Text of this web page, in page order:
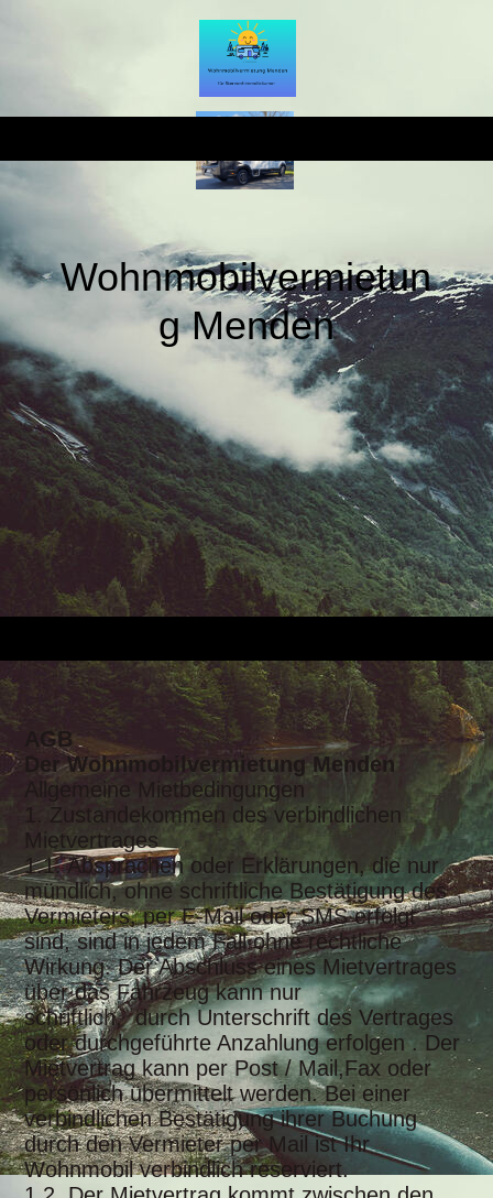
Wohnmobilvermietun
g Menden
AGB
Der Wohnmobilvermietung Menden
Allgemeine Mietbedingungen
1. Zustandekommen des verbindlichen
Mietvertrages
1.1. Absprachen oder Erklärungen, die nur
mündlich, ohne schriftliche Bestätigung des
Vermieters, per E-Mail oder SMS erfolgt
sind, sind in jedem Fall ohne rechtliche
Wirkung. Der Abschluss eines Mietvertrages
über das Fahrzeug kann nur
schriftlich, durch Unterschrift des Vertrages
oder durchgeführte Anzahlung erfolgen . Der
Mietvertrag kann per Post / Mail,Fax oder
persönlich übermittelt werden. Bei einer
verbindlichen Bestätigung ihrer Buchung
durch den Vermieter per Mail ist Ihr
Wohnmobil verbindlich reserviert.